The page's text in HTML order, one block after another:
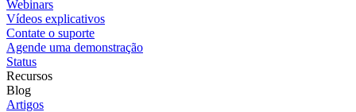
Webinars
Vídeos explicativos
Contate o suporte
Agende uma demonstração
Status
Recursos
Blog
Artigos